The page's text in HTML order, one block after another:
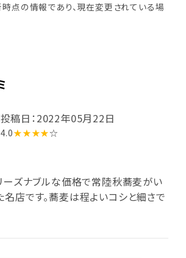
点の情報であり、現在変更されている場
投稿日：2022年05月22日
4.0★★★★☆
ズナブルな価格で常陸秋蕎麦がい
名店です。蕎麦は程よいコシと細さで